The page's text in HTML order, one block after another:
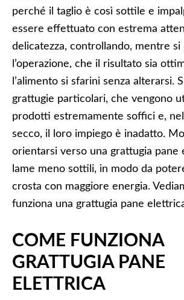
perché il taglio è così sottile e
essere effettuato con estrema
delicatezza, controllando, mentre si
l’operazione, che il risultato sia
l’alimento si sfarini senza alterarsi.
grattugie particolari, che vengono
prodotti estremamente soffici e,
secco, il loro impiego è inadatto.
orientarsi verso una grattugia pane
lame meno sottili, in modo da
crosta con maggiore energia.
funziona una grattugia pane
COME FUNZIONA
GRATTUGIA PANE
ELETTRICA